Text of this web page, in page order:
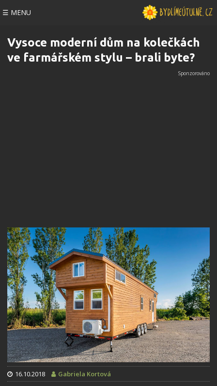
☰ MENU
Vysoce moderní dům na kolečkách
ve farmářském stylu – brali byte?
16.10.2018 Gabriela Kortová